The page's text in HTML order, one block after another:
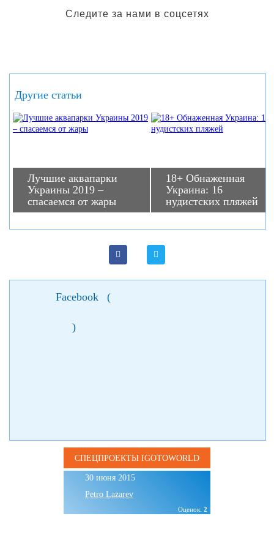
Следите за нами в соцсетях
Другие статьи
Лучшие аквапарки
Украины 2019 –
спасаемся от жары
18+ Обнаженная
Украина: 16
нудистских пляжей
Facebook (
)
СПЕЦПРОЕКТЫ IGOTOWORLD
30 июня 2015
Petro Lazarev
Оценок: 2